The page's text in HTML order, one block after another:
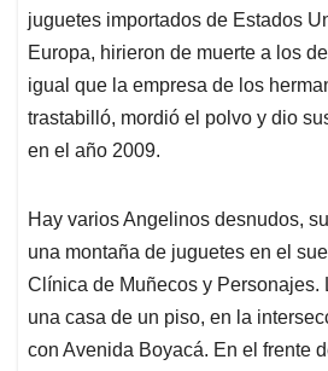
juguetes importados de Estados
Europa, hirieron de muerte a los
igual que la empresa de los
trastabilló, mordió el polvo y dio
en el año 2009.
Hay varios Angelinos desnudos,
una montaña de juguetes en el
Clínica de Muñecos y Personajes.
una casa de un piso, en la
con Avenida Boyacá. En el frente